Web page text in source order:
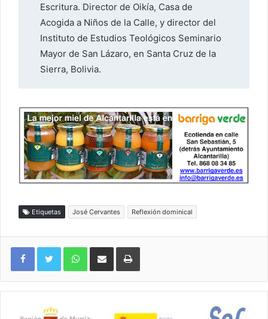
Escritura. Director de Oikía, Casa de
Acogida a Niños de la Calle, y director del
Instituto de Estudios Teológicos Seminario
Mayor de San Lázaro, en Santa Cruz de la
Sierra, Bolivia.
Etiquetas José Cervantes Reflexión dominical
WhatsAppCompartir por correo electrónicoImprimir